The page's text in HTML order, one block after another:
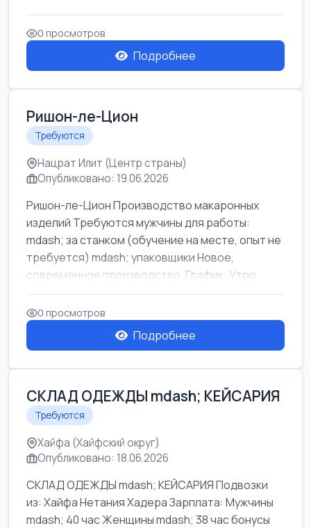
0 просмотров
Подробнее
Ришон-ле-Цион
Требуются
Нацрат Илит (Центр страны)
Опубликовано: 19.06.2026
Ришон-ле-Цион Производство макаронных
изделий Требуются мужчины для работы:
mdash; за станком (обучение на месте, опыт не
требуется) mdash; упаковщики Новое,
современное производство. График: Утро
mda...
0 просмотров
Подробнее
СКЛАД ОДЕЖДЫ mdash; КЕЙСАРИЯ
Требуются
Хайфа (Хайфский округ)
Опубликовано: 18.06.2026
СКЛАД ОДЕЖДЫ mdash; КЕЙСАРИЯ Подвозки
из: Хайфа Нетания Хадера Зарплата: Мужчины
mdash; 40 час Женщины mdash; 38 час бонусы